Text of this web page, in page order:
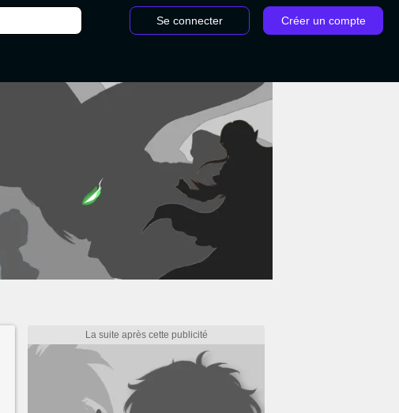
Se connecter Créer un compte